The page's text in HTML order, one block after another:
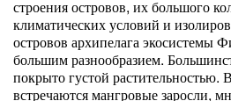
строения островов, их большого
климатических условий и
островов архипелага экосистемы
большим разнообразием.
покрыто густой
встречаются мангровые заросли,